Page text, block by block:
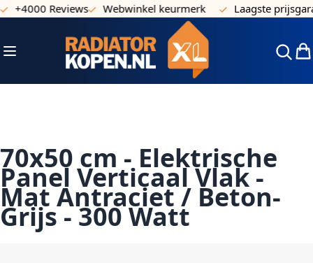
Ga naar de inhoud
+4000 Reviews Webwinkel keurmerk Laagste
Toggle Nav
70x50 cm - Elektrische
Panel Verticaal Vlak -
Mat Antraciet / Beton-
Grijs - 300 Watt